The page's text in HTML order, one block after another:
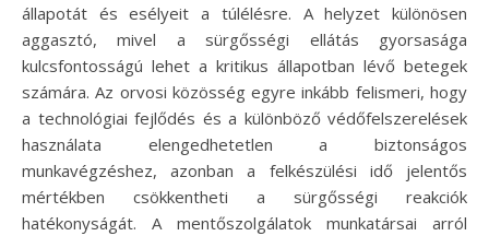
állapotát és esélyeit a túlélésre. A helyzet különösen
aggasztó, mivel a sürgősségi ellátás gyorsasága
kulcsfontosságú lehet a kritikus állapotban lévő betegek
számára. Az orvosi közösség egyre inkább felismeri, hogy
a technológiai fejlődés és a különböző védőfelszerelések
használata elengedhetetlen a biztonságos
munkavégzéshez, azonban a felkészülési idő jelentős
mértékben csökkentheti a sürgősségi reakciók
hatékonyságát. A mentőszolgálatok munkatársai arról